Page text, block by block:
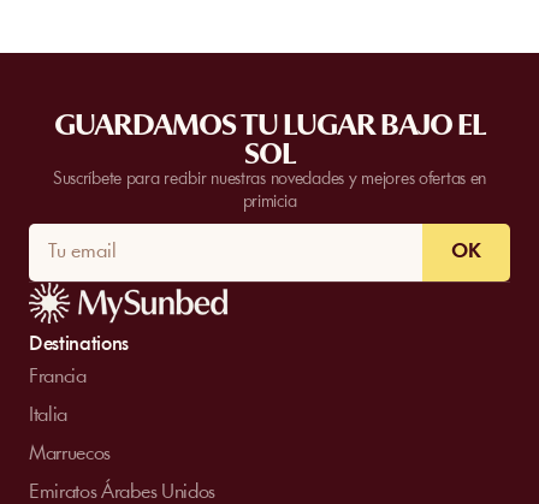
GUARDAMOS TU LUGAR BAJO EL
SOL
Suscríbete para recibir nuestras novedades y mejores ofertas en
primicia
OK
Destinations
Francia
Italia
Marruecos
Emiratos Árabes Unidos